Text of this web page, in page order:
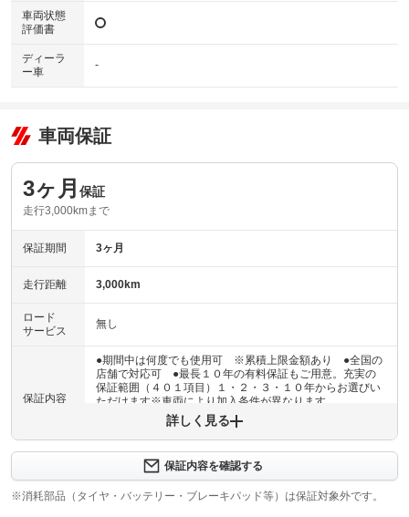
車両状態
評価書
ディーラ
ー車
-
車両保証
3ヶ月 保証
走行3,000kmまで
保証期間 3ヶ月
走行距離 3,000km
ロード
サービス
無し
保証内容
●期間中は何度でも使用可 ※累積上限金額あり ●全国の
店舗で対応可 ●最長１０年の有料保証もご用意。充実の
保証範囲（４０１項目）１・２・３・１０年からお選びい
ただけます※車両により加入条件が異なります
保証項目
３ヶ月・３０００ｋｍ以内ならエンジン、トランスミッシ
ョン、ハイブリッド、ステアリング、ブレーキの各機構に
おける主要項目を無償修理（または交換）いたします。
詳しく見る
保証内容を確認する
※消耗部品（タイヤ・バッテリー・ブレーキパッド等）は保証対象外です。